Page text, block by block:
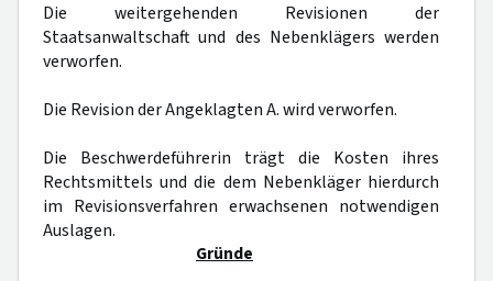
Die weitergehenden Revisionen der
Staatsanwaltschaft und des Nebenklägers werden
verworfen.
Die Revision der Angeklagten A. wird verworfen.
Die Beschwerdeführerin trägt die Kosten ihres
Rechtsmittels und die dem Nebenkläger hierdurch
im Revisionsverfahren erwachsenen notwendigen
Auslagen.
Gründe